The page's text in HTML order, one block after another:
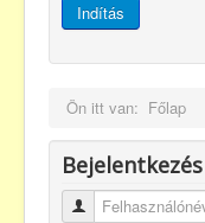
Indítás
Ön itt van: Főlap
Bejelentkezés
Felhasználónév